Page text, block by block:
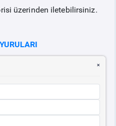
üzerinden iletebilirsiniz.